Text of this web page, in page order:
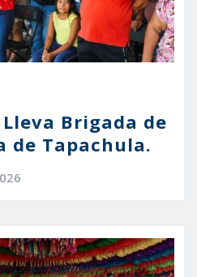
Brigada de
de Tapachula.